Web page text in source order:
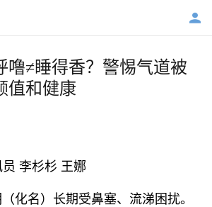
噜≠睡得香？警惕气道被
值和健康
李杉杉 王娜
化名）长期受鼻塞、流涕困扰。